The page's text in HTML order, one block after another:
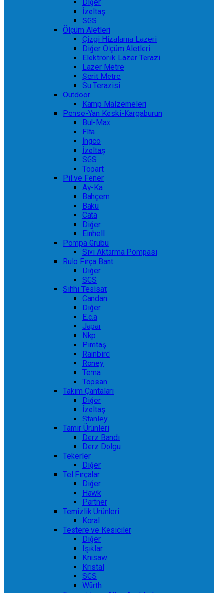
Diğer
İzeltaş
SGS
Ölçüm Aletleri
Çizgi Hizalama Lazeri
Diğer Ölçüm Aletleri
Elektronik Lazer Terazi
Lazer Metre
Şerit Metre
Su Terazisi
Outdoor
Kamp Malzemeleri
Pense-Yan Keski-Kargaburun
Bul-Max
Elta
İngco
İzeltaş
SGS
Topart
Pil ve Fener
Ay-Ka
Bahçem
Baku
Cata
Diğer
Einhell
Pompa Grubu
Sıvı Aktarma Pompası
Rulo Fırça Bant
Diğer
SGS
Sıhhı Tesisat
Candan
Diğer
E.c.a
Japar
Nkp
Pimtaş
Rainbird
Roney
Tema
Topsan
Takım Çantaları
Diğer
İzeltaş
Stanley
Tamir Ürünleri
Derz Bandı
Derz Dolgu
Tekerler
Diğer
Tel Fırçalar
Diğer
Hawk
Partner
Temizlik Ürünleri
Koral
Testere ve Kesiciler
Diğer
Işıklar
Knisaw
Kristal
SGS
Würth